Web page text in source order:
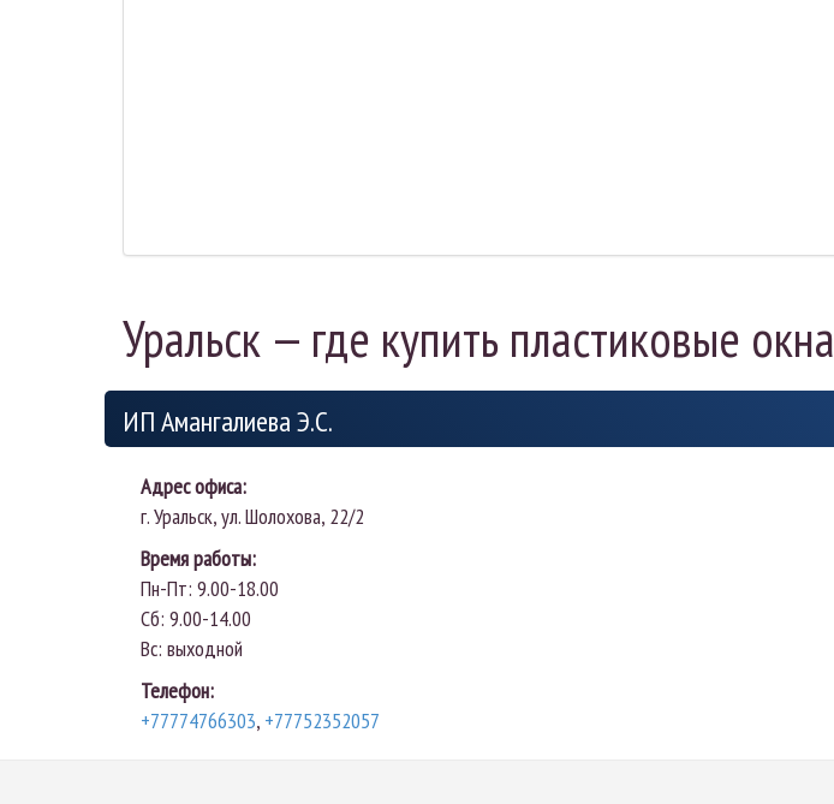
Уральск — где купить пластиковые окна
ИП Амангалиева Э.С.
Адрес офиса:
г.Уральск,ул. Шолохова, 22/2
Время работы:
Пн-Пт: 9.00-18.00
Сб: 9.00-14.00
Вс: выходной
Телефон:
+77774766303, +77752352057